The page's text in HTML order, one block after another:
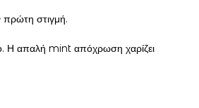
πρώτη στιγμή.
Η απαλή mint απόχρωση χαρίζει